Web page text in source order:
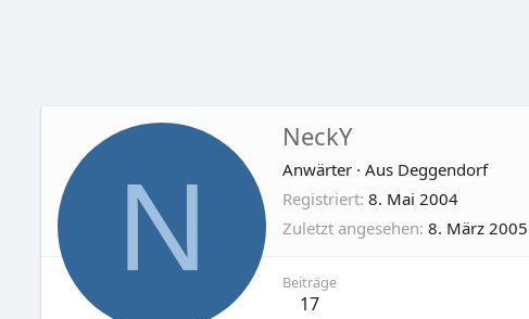
N
NeckY
Anwärter · Aus Deggendorf
Registriert 8. Mai 2004
Zuletzt angesehen 8. März 2005
Beiträge
17